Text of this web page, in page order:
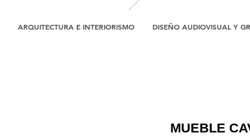
ARQUITECTURA E INTERIORISMO DISEÑO AUDIOVISUAL Y
MUEBLE